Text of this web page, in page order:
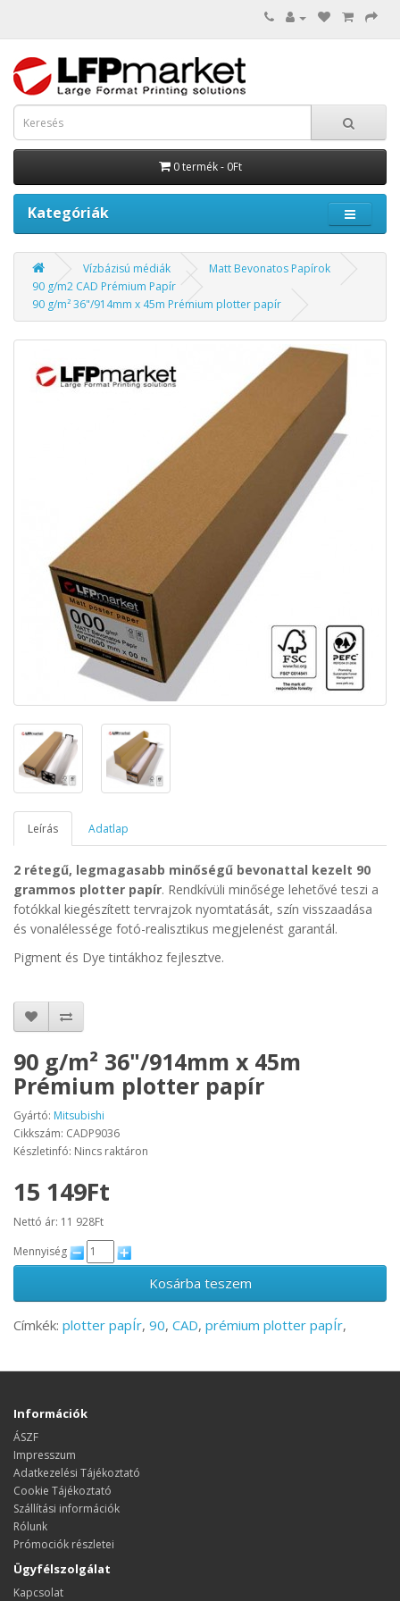
0 termék - 0Ft
Kategóriák
Vízbázisú médiák
Matt Bevonatos Papírok
90 g/m2 CAD Prémium Papír
90 g/m² 36"/914mm x 45m Prémium plotter papír
Leírás Adatlap
2 rétegű, legmagasabb minőségű bevonattal kezelt 90
grammos plotter papír. Rendkívüli minősége lehetővé teszi a
fotókkal kiegészített tervrajzok nyomtatását, szín visszaadása
és vonalélessége fotó-realisztikus megjelenést garantál.
Pigment és Dye tintákhoz fejlesztve.
90 g/m² 36"/914mm x 45m
Prémium plotter papír
Gyártó: Mitsubishi
Cikkszám: CADP9036
Készletinfó: Nincs raktáron
15 149Ft
Nettó ár: 11 928Ft
Mennyiség
Kosárba teszem
Címkék: plotter papÍr, 90, CAD, prémium plotter papÍr,
Információk
ÁSZF
Impresszum
Adatkezelési Tájékoztató
Cookie Tájékoztató
Szállítási információk
Rólunk
Prómociók részletei
Ügyfélszolgálat
Kapcsolat